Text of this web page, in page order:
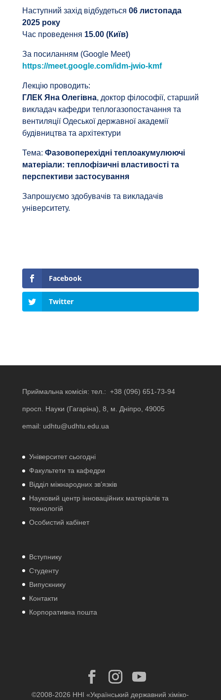
Наступний захід відбудеться 06 листопада
2025 року
Час проведення 15.00 (Київ)
За посиланням (Google Meet)
https://meet.google.com/idm-jwio-kmf
Лекцію проводить:
ГЛЕК Яна Олегівна, доктор філософії, старший
викладач кафедри теплогазопостачання та
вентиляції Одеської державної академії
будівництва та архітектури
Тема: Фазовоперехідні теплоакумулюючі
матеріали: теплофізичні властивості та
перспективи застосування
Запрошуємо здобувачів та викладачів
університету.
Facebook
Twitter
Приймальна комісія: тел.: +38 (096) 651-73-94
просп. Науки (Гагаріна), 8, м. Дніпро, 49005
email: udhtu@udhtu.edu.ua
Університет сьогодні
Факультети та кафедри
Відділ міжнародних зв’язків
Науковий центр інноваційних матеріалів та
технологій
Особистий кабінет
Вступнику
Студенту
Випускнику
Контакти
Корпоративна пошта
©2008-2026 ННІ «Український державний хіміко-